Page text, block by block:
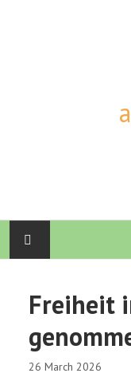
AKTUELLE
Freiheit
26 March 2026